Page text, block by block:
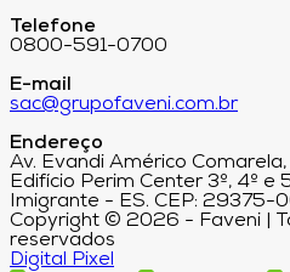
Telefone
0800-591-0700
E-mail
sac@grupofaveni.com.br
Endereço
Av. Evandi Américo
Edifício Perim Center 3º, 4º e
Imigrante - ES. CEP: 29375-
Copyright © 2026 - Faveni |
reservados
Digital Pixel